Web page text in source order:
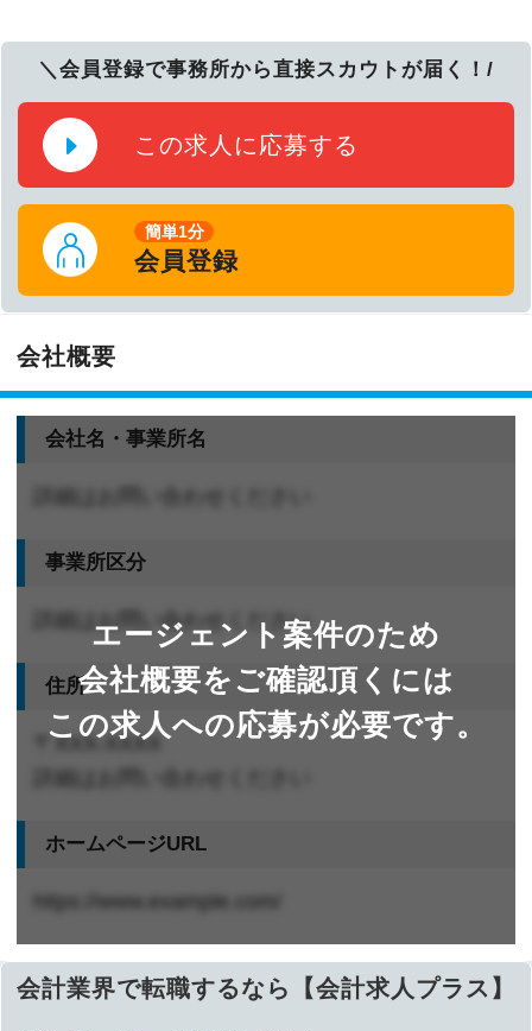
＼会員登録で事務所から直接スカウトが届く！/
この求人に応募する
簡単1分
会員登録
会社概要
エージェント案件のため
会社概要をご確認頂くには
この求人への応募が必要です。
会社名・事業所名
事業所区分
詳細はお問い合わせください
住所
〒XXX-XXXX
ホームページURL
https://www.example.com/
会計業界で転職するなら【会計求人プラス】